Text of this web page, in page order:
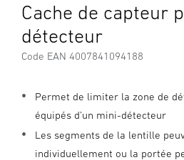
Cache de capteur
détecteur
Code EAN 4007841094188
Permet de limiter la zone de
équipés d’un mini-détecteur
Les segments de la lentille
individuellement ou la portée